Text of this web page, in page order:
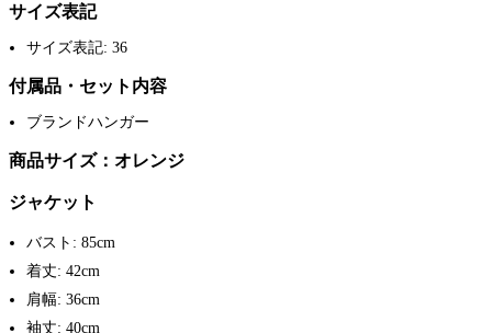
サイズ表記
サイズ表記: 36
付属品・セット内容
ブランドハンガー
商品サイズ：オレンジ
ジャケット
バスト: 85cm
着丈: 42cm
肩幅: 36cm
袖丈: 40cm